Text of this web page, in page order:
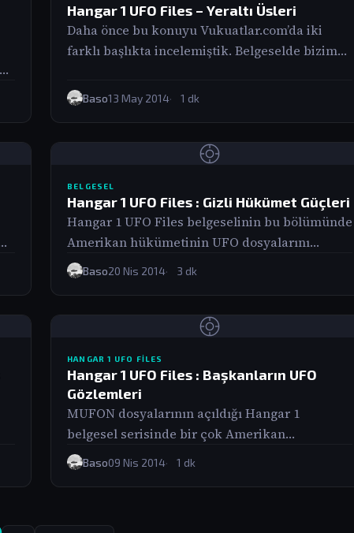
Hangar 1 UFO Files – Yeraltı Üsleri
Daha önce bu konuyu Vukuatlar.com’da iki
farklı başlıkta incelemiştik. Belgeselde bizim
veriliyor. Dünya geneline…
Baso13 May 2014 1 dk
BELGESEL
Hangar 1 UFO Files : Gizli Hükümet Güçleri
Hangar 1 UFO Files belgeselinin bu bölümünde
Amerikan hükümetinin UFO dosyalarını
sümenaltı etmek ve halk tarafından
algılanabilir şekilde açıklamak için…
Baso20 Nis 2014 3 dk
HANGAR 1 UFO FILES
Hangar 1 UFO Files : Başkanların UFO
Gözlemleri
MUFON dosyalarının açıldığı Hangar 1
belgesel serisinde bir çok Amerikan
başkanının gözlemine, hatta bir kaçının
fazladan ‘yetkilendirilerek’ daha fazla bilgi…
Baso09 Nis 2014 1 dk